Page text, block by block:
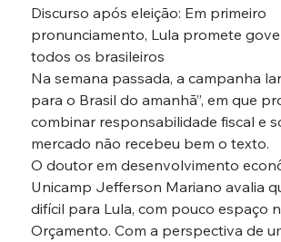
Discurso após eleição: Em primeiro
pronunciamento, Lula promete
todos os brasileiros
Na semana passada, a campanha
para o Brasil do amanhã”, em que
combinar responsabilidade fiscal e
mercado não recebeu bem o texto.
O doutor em desenvolvimento
Unicamp Jefferson Mariano avalia
difícil para Lula, com pouco espaço
Orçamento. Com a perspectiva de